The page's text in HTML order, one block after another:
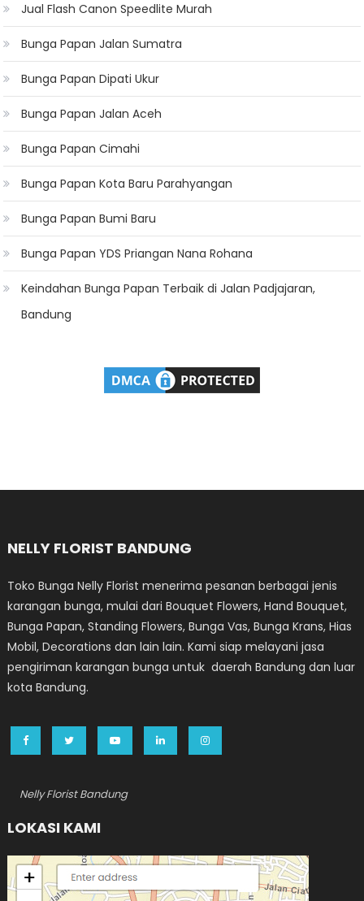
Jual Flash Canon Speedlite Murah
Bunga Papan Jalan Sumatra
Bunga Papan Dipati Ukur
Bunga Papan Jalan Aceh
Bunga Papan Cimahi
Bunga Papan Kota Baru Parahyangan
Bunga Papan Bumi Baru
Bunga Papan YDS Priangan Nana Rohana
Keindahan Bunga Papan Terbaik di Jalan Padjajaran,
Bandung
NELLY FLORIST BANDUNG
Toko Bunga Nelly Florist menerima pesanan berbagai jenis
karangan bunga, mulai dari Bouquet Flowers, Hand Bouquet,
Bunga Papan, Standing Flowers, Bunga Vas, Bunga Krans, Hias
Mobil, Decorations dan lain lain. Kami siap melayani jasa
pengiriman karangan bunga untuk daerah Bandung dan luar
kota Bandung.
Nelly Florist Bandung
LOKASI KAMI